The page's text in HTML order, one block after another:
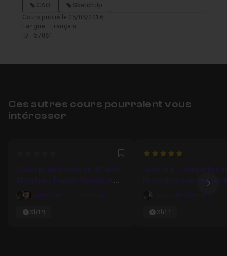
CAO
SketchUp
Cours publié le 05/03/2016
Langue : Français
ID : 57081
Ces autres cours pourraient vous
intéresser
Favori
Concept Art à base de 3D avec
Sketchup, Twilight Render et
Photoshop
Timothée M. , Frédéric L.
3h19
5
Sketchup, Twilight
Photoshop pour le
Timothée Meyrieux
3h11